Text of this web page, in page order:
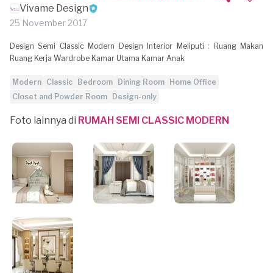
Vivame Design
25 November 2017
Design Semi Classic Modern Design Interior Meliputi : Ruang Makan
Ruang Kerja Wardrobe Kamar Utama Kamar Anak
Modern Classic Bedroom Dining Room
Home Office
Closet and Powder Room
Design-only
Foto lainnya di RUMAH SEMI CLASSIC MODERN